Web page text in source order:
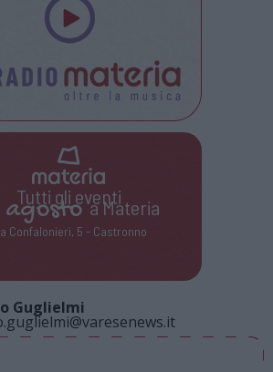
Tutti gli eventi
agostoa Materia
Confalonieri, 5 - Castronno
Guglielmi